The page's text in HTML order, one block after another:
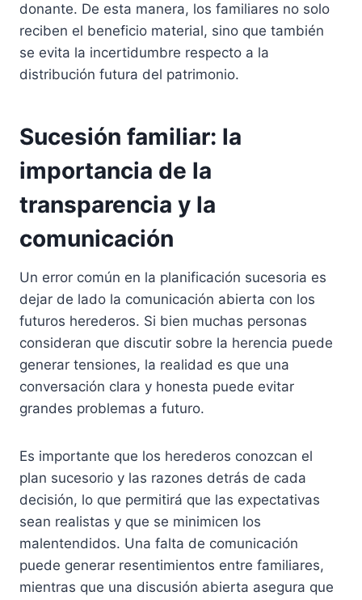
donante. De esta manera, los familiares no solo
reciben el beneficio material, sino que también
se evita la incertidumbre respecto a la
distribución futura del patrimonio.
Sucesión familiar: la
importancia de la
transparencia y la
comunicación
Un error común en la planificación sucesoria es
dejar de lado la comunicación abierta con los
futuros herederos. Si bien muchas personas
consideran que discutir sobre la herencia puede
generar tensiones, la realidad es que una
conversación clara y honesta puede evitar
grandes problemas a futuro.
Es importante que los herederos conozcan el
plan sucesorio y las razones detrás de cada
decisión, lo que permitirá que las expectativas
sean realistas y que se minimicen los
malentendidos. Una falta de comunicación
puede generar resentimientos entre familiares,
mientras que una discusión abierta asegura que